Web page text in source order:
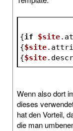
{if $site
{$site
{$site
Wenn also dort
dieses
hat den Vorteil,
die man